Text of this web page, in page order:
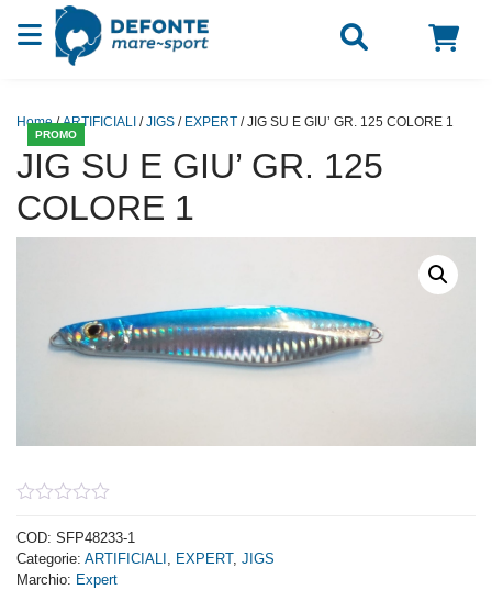
Vai al contenuto
PROMO
Home/ARTIFICIALI /JIGS / EXPERT / JIG SU E GIU’ GR. 125 COLORE 1
JIG SU E GIU’ GR. 125
COLORE 1
out
of
5
COD: SFP48233-1
Categorie: ARTIFICIALI , EXPERT, JIGS
Marchio: Expert